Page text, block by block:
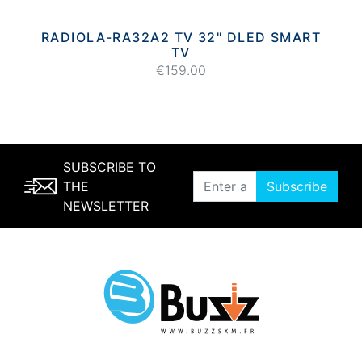
RADIOLA-RA32A2 TV 32" DLED SMART
TV
€159.00
SUBSCRIBE TO
THE
NEWSLETTER
Subscribe